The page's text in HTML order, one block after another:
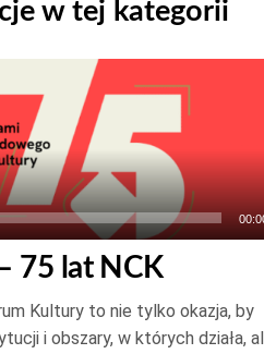
w tej kategorii
75 lat NCK
Kultury to nie tylko okazja, by
i obszary, w których działa,